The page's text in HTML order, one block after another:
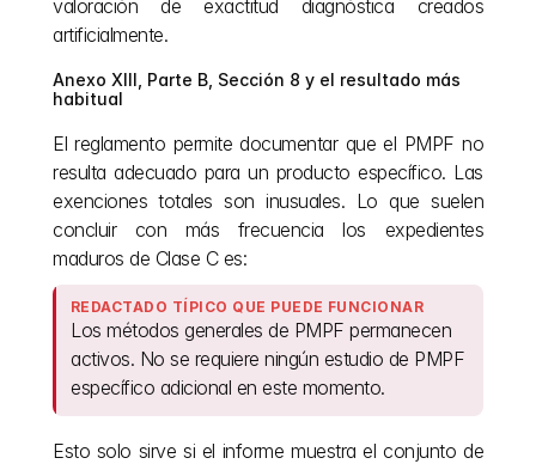
valoración de exactitud diagnóstica creados
artificialmente.
Anexo XIII, Parte B, Sección 8 y el resultado más
habitual
El reglamento permite documentar que el PMPF no
resulta adecuado para un producto específico. Las
exenciones totales son inusuales. Lo que suelen
concluir con más frecuencia los expedientes
maduros de Clase C es:
REDACTADO TÍPICO QUE PUEDE FUNCIONAR
Los métodos generales de PMPF permanecen
activos. No se requiere ningún estudio de PMPF
específico adicional en este momento.
Esto solo sirve si el informe muestra el conjunto de